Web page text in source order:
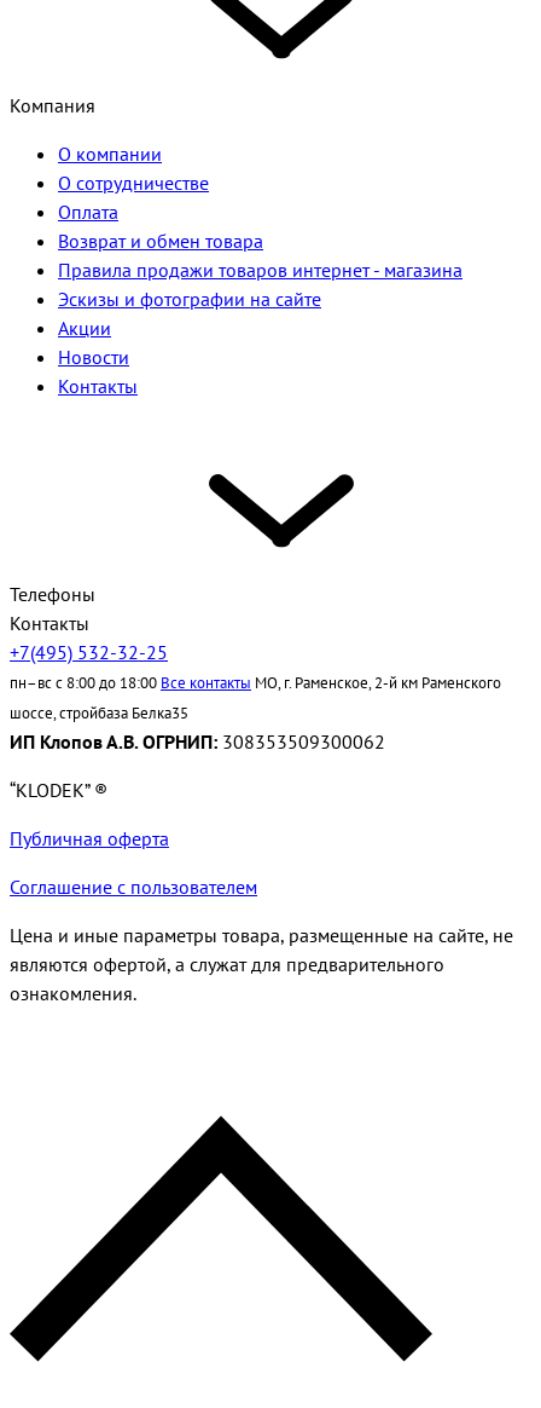
Компания
О компании
О сотрудничестве
Оплата
Возврат и обмен товара
Правила продажи товаров интернет - магазина
Эскизы и фотографии на сайте
Акции
Новости
Контакты
Телефоны
Контакты
+7(495) 532-32-25
пн–вс с 8:00 до 18:00 Все контакты МО, г. Раменское, 2-й км Раменского
шоссе, стройбаза Белка35
ИП Клопов А.В. ОГРНИП: 308353509300062
“KLODEK” ®
Публичная оферта
Соглашение с пользователем
Цена и иные параметры товара, размещенные на сайте, не
являются офертой, а служат для предварительного
ознакомления.